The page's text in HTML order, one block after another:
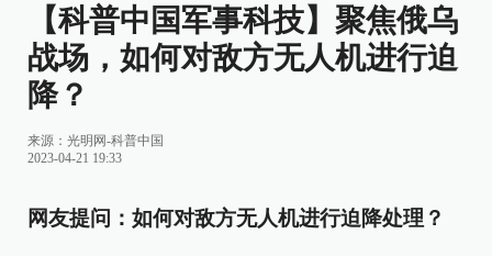
【科普中国军事科技】聚焦俄乌
战场，如何对敌方无人机进行迫
降？
来源： 光明网-科普中国
2023-04-21 19:33
网友提问：如何对敌方无人机进行迫降处理？